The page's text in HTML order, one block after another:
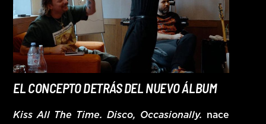
EL CONCEPTO DETRÁS DEL NUEVO ÁLBUM
Kiss All The Time. Disco, Occasionally.
nace